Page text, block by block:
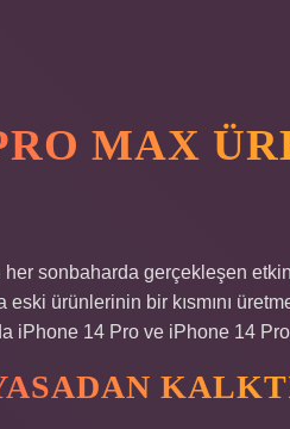
MAX
her sonbaharda gerçekleşen
eski ürünlerinin bir kısmını
iPhone 14 Pro ve iPhone 14 Pro